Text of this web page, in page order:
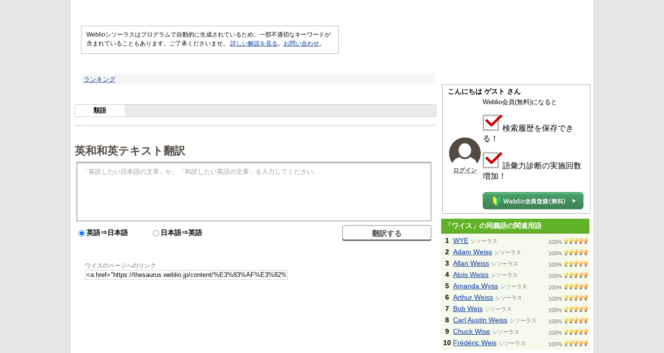
Weblioシソーラスはプログラムで自動的に生成されているため、一部不適切なキーワードが
含まれていることもあります。ご了承くださいませ。 詳しい解説を見る 。 お問い合わせ。
ランキング
類語
英和和英テキスト翻訳
英語⇒日本語 日本語⇒英語
ワイスのページへのリンク
こんにちは ゲスト さん
ログイン
Weblio会員(無料)になると
検索履歴を保存でき
る！
語彙力診断の実施回数
増加！
「ワイス」の同義語の関連用語
1 WYE シソーラス 100%
2 Adam Weiss シソーラス 100%
3 Allan Weiss シソーラス 100%
4 Alois Weiss シソーラス 100%
5 Amanda Wyss シソーラス 100%
6 Arthur Weiss シソーラス 100%
7 Bob Weis シソーラス 100%
8 Carl Austin Weiss シソーラス 100%
9 Chuck Wise シソーラス 100%
10 Frédéric Weis シソーラス 100%